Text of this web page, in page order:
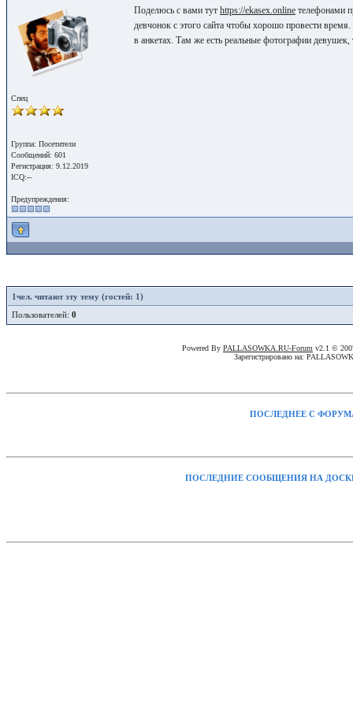
Спец
Группа: Посетители
Сообщений: 601
Регистрация: 9.12.2019
ICQ:--
Предупреждения:
Поделюсь с вами тут https://ekasex.online телефонами
девчонок с этого сайта чтобы хорошо провести
в анкетах. Там же есть реальные фотографии девушек,
1чел. читают эту тему (гостей: 1)
Пользователей: 0
Powered By PALLASOWKA.RU-Forum v2.1 ©
Зарегистрировано на:
ПОСЛЕДНЕЕ С
ПОСЛЕДНИЕ СООБЩЕНИЯ НА